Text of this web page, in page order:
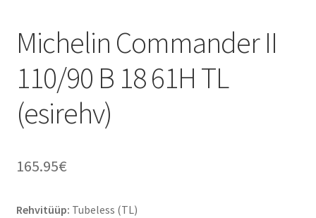
Michelin Commander II
110/90 B 18 61H TL
(esirehv)
165.95€
Rehvitüüp: Tubeless (TL)